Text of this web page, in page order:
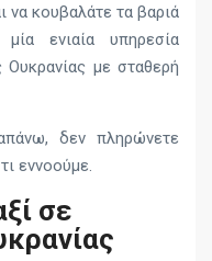
να κουβαλάτε τα βαριά
ενιαία υπηρεσία
με σταθερή
δεν πληρώνετε
εννοούμε.
σε